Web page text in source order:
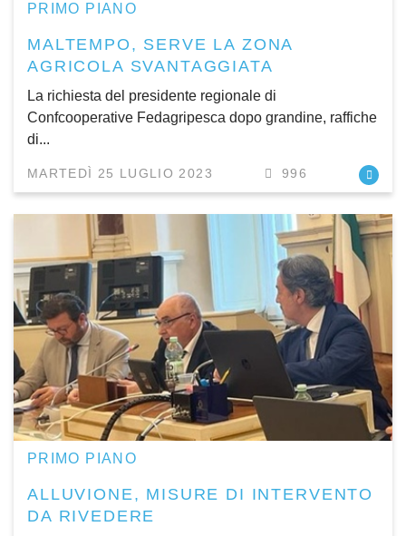
PRIMO PIANO
MALTEMPO, SERVE LA ZONA
AGRICOLA SVANTAGGIATA
La richiesta del presidente regionale di
Confcooperative Fedagripesca dopo grandine, raffiche
di...
MARTEDÌ 25 LUGLIO 2023 996
PRIMO PIANO
ALLUVIONE, MISURE DI INTERVENTO
DA RIVEDERE